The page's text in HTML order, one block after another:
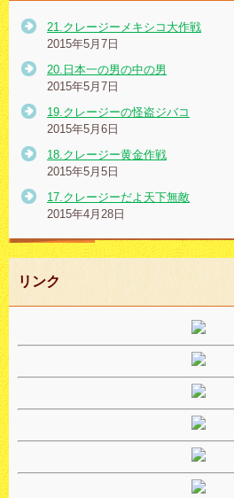
21.クレージーメキシコ大作戦
2015年5月7日
20.日本一の男の中の男
2015年5月7日
19.クレージーの怪盗ジバコ
2015年5月6日
18.クレージー黄金作戦
2015年5月5日
17.クレージーだよ天下無敵
2015年4月28日
リンク